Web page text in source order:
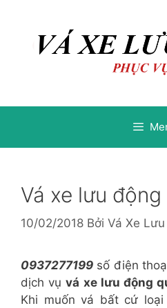
Vá xe lưu động
10/02/2018 Bởi Vá Xe
0937277199 số điện
dịch vụvá xe lưu động
Khi muốn vá bất cứ